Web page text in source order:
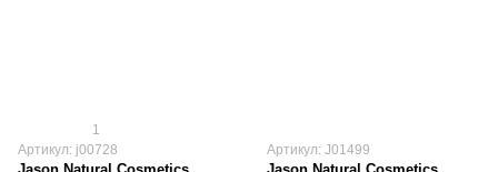
1
Артикул: j00728
Артикул: J01499